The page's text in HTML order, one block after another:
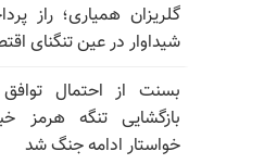
گلریزان همیاری؛ راز
شیداوار در عین تنگنای
بسنت از احتمال
بازگشایی تنگه هرمز
خواستار ادامه جنگ شد